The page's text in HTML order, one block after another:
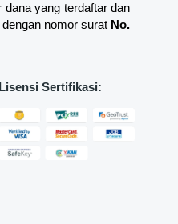
yang terdaftar dan
nomor surat No.
Lisensi Sertifikasi: